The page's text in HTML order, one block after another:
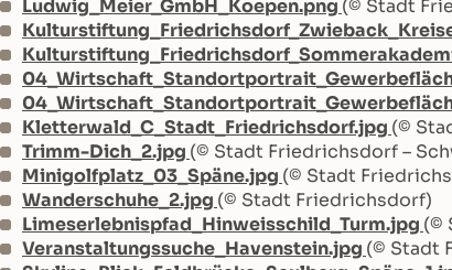
Ludwig_Meier_GmbH_Koepen.png (© Stadt
Kletterwald_C_Stadt_Friedrichsdorf.jpg (©
Trimm-Dich_2.jpg (© Stadt Friedrichsdorf –
Minigolfplatz_03_Späne.jpg (© Stadt
Wanderschuhe_2.jpg (© Stadt Friedrichsdorf)
Limeserlebnispfad_Hinweisschild_Turm.jpg (©
Veranstaltungssuche_Havenstein.jpg (© Stadt